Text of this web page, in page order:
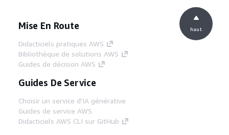
Mise En Route
Didacticiels pratiques AWS
Bibliothèque de solutions AWS
Guides de décision AWS
Guides De Service
Choisir un service d'IA générative
Guides de service AWS
Didacticiels AWS CLI sur GitHub
haut